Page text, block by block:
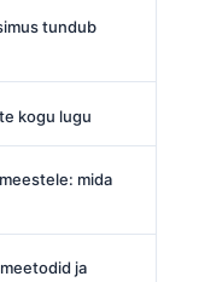
tundub
kogu lugu
mida
ja